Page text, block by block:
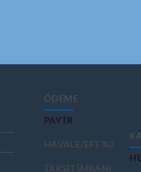
ÖDEME
PAYTR
HAVALE/EFT %3
TAKSIT IMKANI